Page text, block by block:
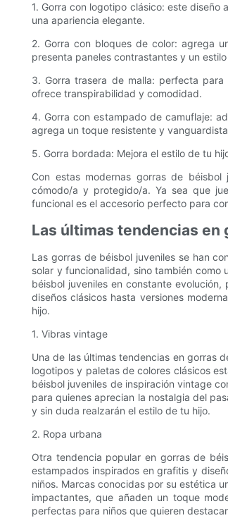
1. Gorra con logotipo clásico: este
una apariencia elegante.
2. Gorra con bloques de color: agrega
presenta paneles contrastantes y un
3. Gorra trasera de malla: perfecta
ofrece transpirabilidad y comodidad.
4. Gorra con estampado de camuflaje:
agrega un toque resistente y
5. Gorra bordada: Mejora el estilo de tu
Con estas modernas gorras de
cómodo/a y protegido/a. Ya sea que
funcional es el accesorio perfecto para
Las últimas tendencias en
Las gorras de béisbol juveniles se han
solar y funcionalidad, sino también como
béisbol juveniles en constante
diseños clásicos hasta versiones
hijo.
1. Vibras vintage
Una de las últimas tendencias en gorras
logotipos y paletas de colores clásicos
béisbol juveniles de inspiración vintage
para quienes aprecian la nostalgia del
y sin duda realzarán el estilo de tu hijo.
2. Ropa urbana
Otra tendencia popular en gorras de
estampados inspirados en grafitis y
niños. Marcas conocidas por su estética
impactantes, que añaden un toque
perfectas para niños que quieren